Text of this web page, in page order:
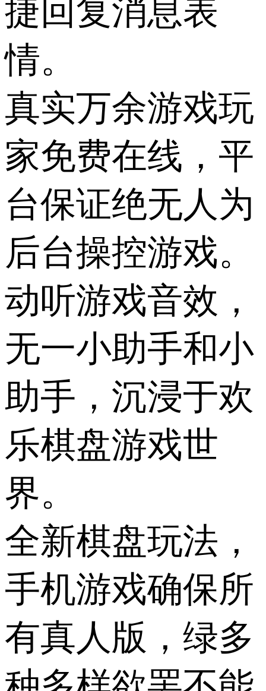
捷回复消息表
情。
真实万余游戏玩
家免费在线，平
台保证绝无人为
后台操控游戏。
动听游戏音效，
无一小助手和小
助手，沉浸于欢
乐棋盘游戏世
界。
全新棋盘玩法，
手机游戏确保所
有真人版，绿多